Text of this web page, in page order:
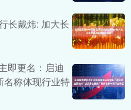
长戴炜: 加大长
即更名：启迪
名称体现行业特